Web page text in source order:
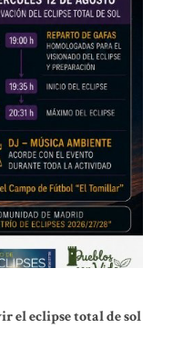
el eclipse total de sol